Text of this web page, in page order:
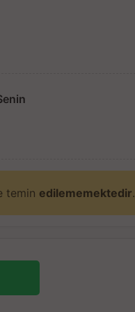
temin edilememektedir.